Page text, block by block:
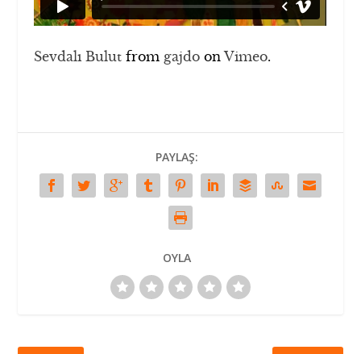
Sevdalı Bulut from gajdo onVimeo.
PAYLAŞ:
OYLA